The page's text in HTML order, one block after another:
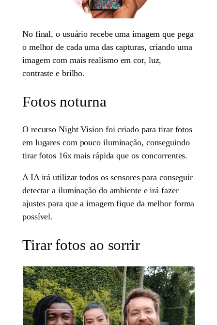
No final, o usuário recebe uma imagem que pega
o melhor de cada uma das capturas, criando uma
imagem com mais realismo em cor, luz,
contraste e brilho.
Fotos noturna
O recurso Night Vision foi criado para tirar fotos
em lugares com pouco iluminação, conseguindo
tirar fotos 16x mais rápida que os concorrentes.
A IA irá utilizar todos os sensores para conseguir
detectar a iluminação do ambiente e irá fazer
ajustes para que a imagem fique da melhor forma
possível.
Tirar fotos ao sorrir